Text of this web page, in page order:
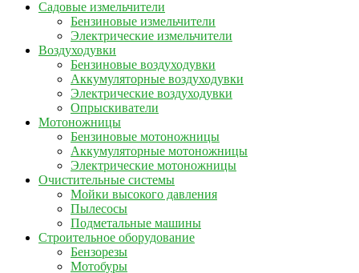
Садовые измельчители
Бензиновые измельчители
Электрические измельчители
Воздуходувки
Бензиновые воздуходувки
Аккумуляторные воздуходувки
Электрические воздуходувки
Опрыскиватели
Мотоножницы
Бензиновые мотоножницы
Аккумуляторные мотоножницы
Электрические мотоножницы
Очистительные системы
Мойки высокого давления
Пылесосы
Подметальные машины
Строительное оборудование
Бензорезы
Мотобуры